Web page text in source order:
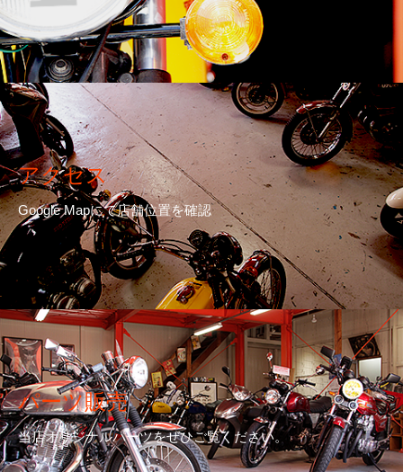
アクセス
Google Mapにて店舗位置を確認
パーツ販売
当店オリジナルパーツをぜひご覧ください。